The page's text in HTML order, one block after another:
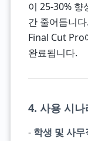
이 25-30% 향
간 줄어듭니
Final Cut Pro
완료됩니다.
4. 사용 시
- 학생 및 사무